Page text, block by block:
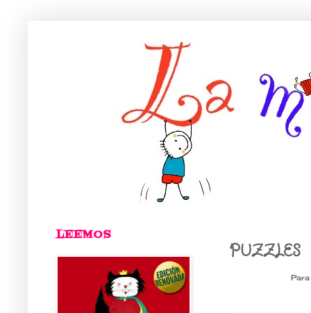
PUZZLES
LEEMOS